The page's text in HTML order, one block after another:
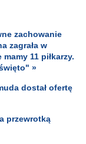
zachowanie
zagrała w
11 piłkarzy.
»
dostał ofertę
przewrotką